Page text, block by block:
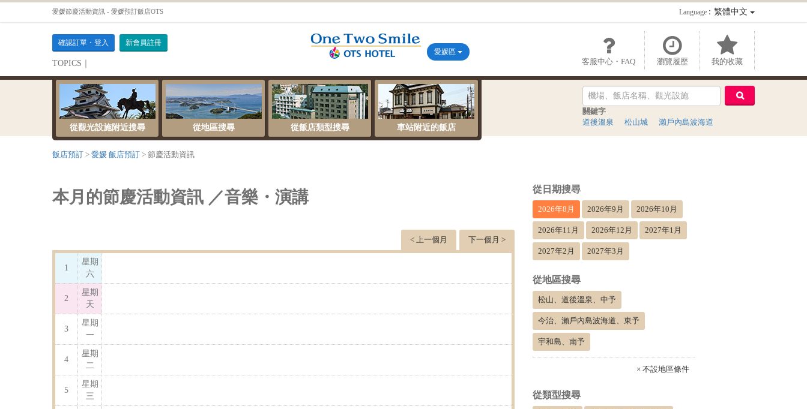
愛媛節慶活動資訊 - 愛媛預訂飯店OTS Language：繁體中文
確認訂單・登入 新會員註冊
TOPICS｜
伺服器維護公告
客服中心・FAQ 瀏覽履歷 我的收藏
愛媛區
從觀光設施附近搜尋 從地區搜尋 從飯店類型搜尋 車站附近的飯店
關鍵字
道後溫泉
松山城 瀨戶內島波海道
飯店預訂 愛媛 飯店預訂 節慶活動資訊
本月的節慶活動資訊 ／音樂・演講
下一個月 >
< 上一個月
1
星期
六
2
星期
天
3
星期
一
4
星期
二
5
星期
三
從日期搜尋
2026年8月 2026年9月 2026年10月
2026年11月 2026年12月 2027年1月
2027年2月 2027年3月
從地區搜尋
松山、道後溫泉、中予
今治、瀨戶內島波海道、東予
宇和島、南予
× 不設地區條件
從類型搜尋